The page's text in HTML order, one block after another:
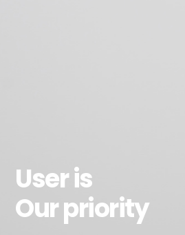
User is
Our priority